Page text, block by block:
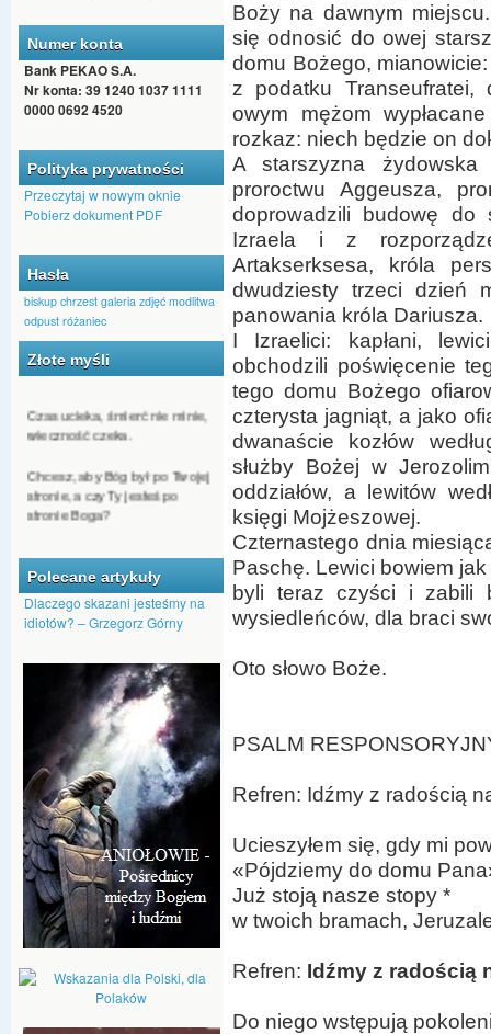
Numer konta
Bank PEKAO S.A.
Nr konta: 39 1240 1037 1111
0000 0692 4520
Polityka prywatności
Przeczytaj w nowym oknie
Pobierz dokument PDF
Hasła
biskup chrzest galeria zdjęć modlitwa
odpust różaniec
Złote myśli
wieczność czeka.
stronie, a czy Ty jesteś po
stronie Boga?
nieba, nie może być
człowiekiem nienawiści.
Nawet kąkol może Bóg
przeistoczyć w pszenicę.
Dajmy Bogu szansę, by nas
przemienił, aby na nowo
pojawiło się w nas Boże
tchnienie.
Polecane artykuły
Dlaczego skazani jesteśmy na
idiotów? – Grzegorz Górny
Boży na dawnym
się odnosić do owej
domu Bożego,
z podatku
owym mężom
rozkaz: niech będzie on
A starszyzna żydowska
proroctwu Aggeusza,
doprowadzili budowę
Izraela i z
Artakserksesa, króla
dwudziesty trzeci dzień
panowania króla Dariusza.
I Izraelici: kapłani,
obchodzili poświęcenie
tego domu Bożego
czterysta jagniąt, a jako
dwanaście kozłów
służby Bożej w
oddziałów, a lewitów
księgi Mojżeszowej.
Czternastego dnia
Paschę. Lewici bowiem
byli teraz czyści i zabili
wysiedleńców, dla braci
Oto słowo Boże.
PSALM
Refren: Idźmy z radością
Ucieszyłem się, gdy mi
«Pójdziemy do domu
Już stoją nasze stopy *
w twoich bramach,
Refren: Idźmy z radością
Do niego wstępują